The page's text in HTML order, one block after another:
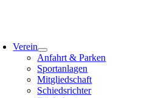
Verein
Anfahrt & Parken
Sportanlagen
Mitgliedschaft
Schiedsrichter